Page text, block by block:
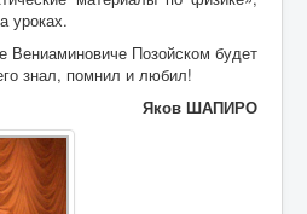
уроках.
Вениаминовиче Позойском будет
знал, помнил и любил!
Яков ШАПИРО